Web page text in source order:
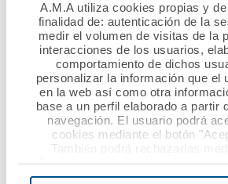
A.M.A utiliza cookies propias y
finalidad de: autenticación de la
medir el volumen de visitas de la
interacciones de los usuarios,
comportamiento de dichos
personalizar la información que el
en la web así como otra
base a un perfil elaborado a partir
navegación. El usuario podrá
cookies mediante el botón
También podrá rechazarlas
"Rechazar", donde se rechazarán
menos las necesarias para
12 mayo 2017 12